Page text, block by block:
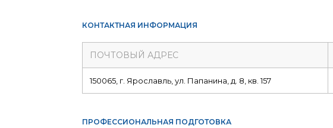
КОНТАКТНАЯ ИНФОРМАЦИЯ
ПОЧТОВЫЙ АДРЕС
150065, г. Ярославль, ул. Папанина, д. 8, кв. 157
ПРОФЕССИОНАЛЬНАЯ ПОДГОТОВКА